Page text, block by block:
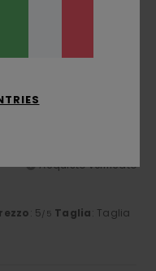
Acquisto verificato
: 5/5 Taglia: Taglia